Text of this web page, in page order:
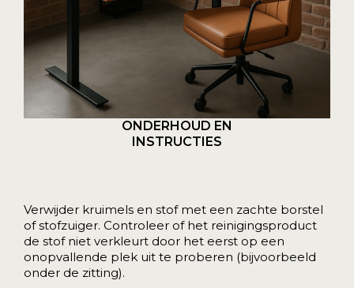
ONDERHOUD EN
INSTRUCTIES
Verwijder kruimels en stof met een zachte borstel
of stofzuiger. Controleer of het reinigingsproduct
de stof niet verkleurt door het eerst op een
onopvallende plek uit te proberen (bijvoorbeeld
onder de zitting).